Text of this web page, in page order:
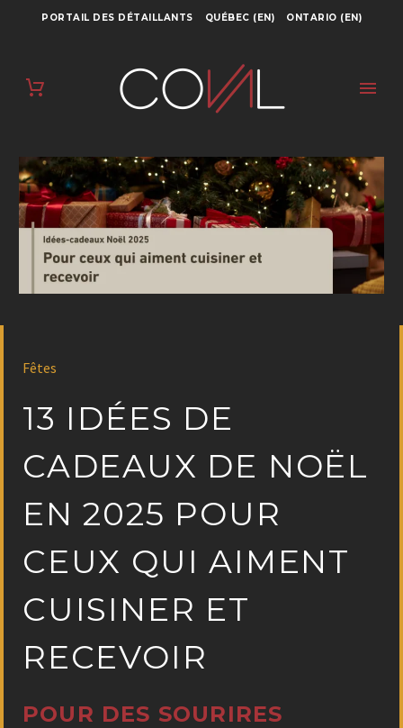
PORTAIL DES DÉTAILLANTS QUÉBEC (EN) ONTARIO (EN)
Fêtes
13 IDÉES DE
CADEAUX DE NOËL
EN 2025 POUR
CEUX QUI AIMENT
CUISINER ET
RECEVOIR
POUR DES SOURIRES